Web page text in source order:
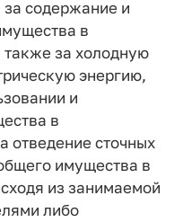
содержание и
в
за холодную
энергию,
и
в
отведение сточных
имущества в
из занимаемой
либо